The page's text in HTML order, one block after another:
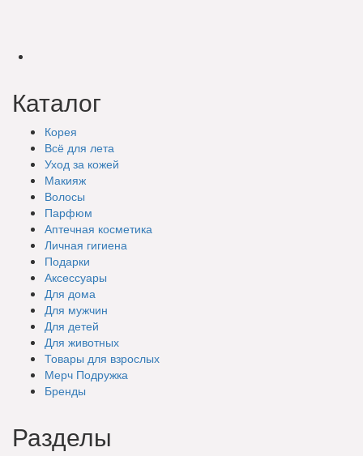
Каталог
Корея
Всё для лета
Уход за кожей
Макияж
Волосы
Парфюм
Аптечная косметика
Личная гигиена
Подарки
Аксессуары
Для дома
Для мужчин
Для детей
Для животных
Товары для взрослых
Мерч Подружка
Бренды
Разделы